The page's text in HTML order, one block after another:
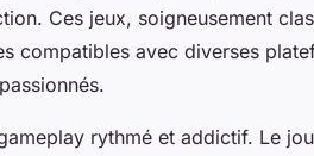
Ces jeux, soigneusement
compatibles avec diverses
rythmé et addictif. Le